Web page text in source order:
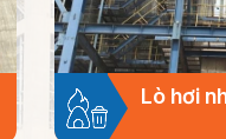
Lò hơi